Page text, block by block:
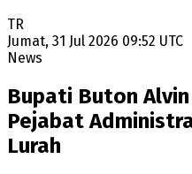
TR
Jumat, 31 Jul 2026 09:52 UTC
News
Bupati Buton
Pejabat
Lurah